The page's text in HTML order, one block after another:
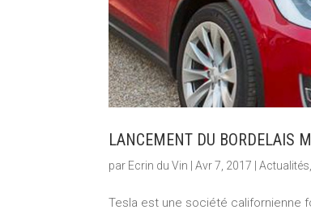
LANCEMENT DU BORDELAIS
par Ecrin du Vin |Avr 7, 2017 |Actualités
Tesla est une société californienne